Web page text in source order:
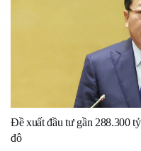
Đề xuất đầu tư gần 288.300
đô